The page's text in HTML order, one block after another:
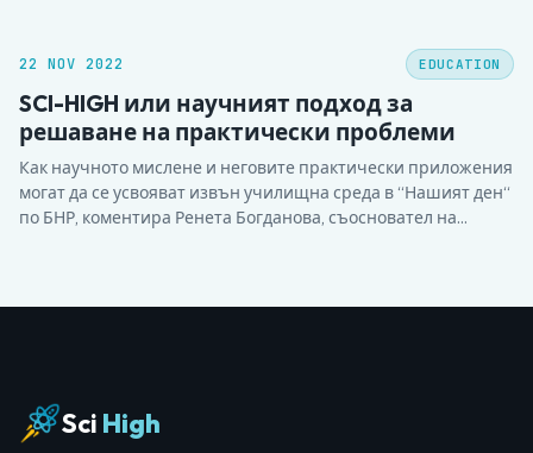
образованието на 21 век. Много хора…
22 NOV 2022 EDUCATION
SCI-HIGH или научният подход за
решаване на практически проблеми
Как научното мислене и неговите практически приложения
могат да се усвояват извън училищна среда в “Нашият ден“
по БНР, коментира Ренета Богданова, съосновател на
Sci High